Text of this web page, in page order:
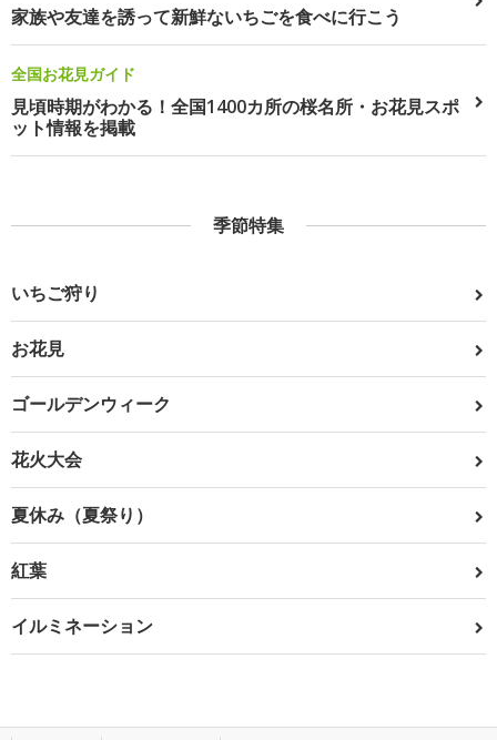
家族や友達を誘って新鮮ないちごを食べに行こう
全国お花見ガイド
見頃時期がわかる！全国1400カ所の桜名所・お花見スポ
ット情報を掲載
季節特集
いちご狩り
お花見
ゴールデンウィーク
花火大会
夏休み（夏祭り）
紅葉
イルミネーション